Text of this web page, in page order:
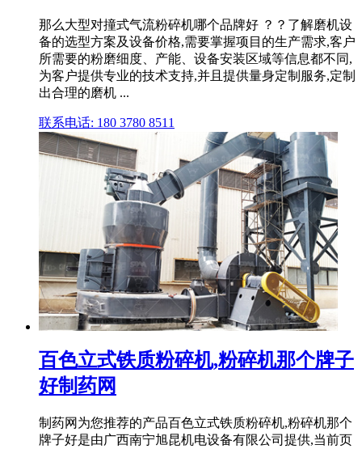
那么大型对撞式气流粉碎机哪个品牌好 ？？了解磨机设
备的选型方案及设备价格,需要掌握项目的生产需求,客户
所需要的粉磨细度、产能、设备安装区域等信息都不同,
为客户提供专业的技术支持,并且提供量身定制服务,定制
出合理的磨机 ...
联系电话: 180 3780 8511
百色立式铁质粉碎机,粉碎机那个牌子
好制药网
制药网为您推荐的产品百色立式铁质粉碎机,粉碎机那个
牌子好是由广西南宁旭昆机电设备有限公司提供,当前页